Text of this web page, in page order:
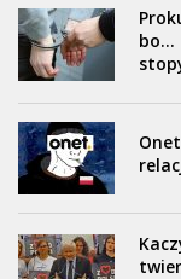
bo…